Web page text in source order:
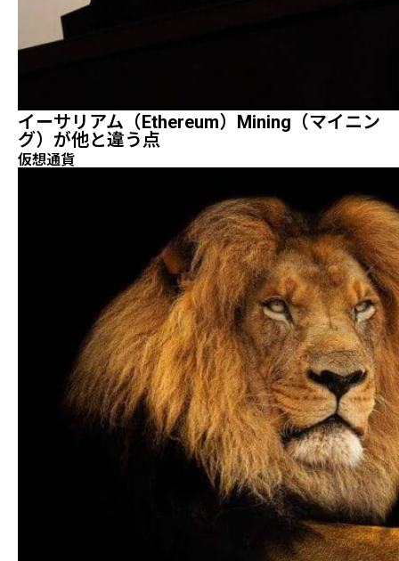
イーサリアム（Ethereum）mining（マイニン
グ）が他と違う点
仮想通貨